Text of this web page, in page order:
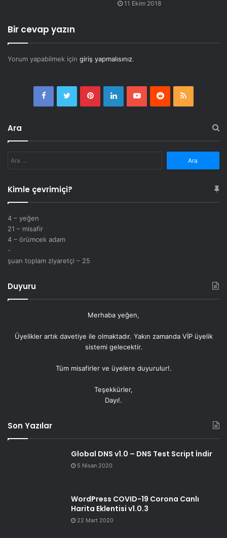
11 Ekim 2018
Bir cevap yazın
Yorum yapabilmek için giriş yapmalısınız.
FacebookTwitterPinterestLinkedInYouTubeRedditRSS
Ara
Kimle çevrimiçi?
4 – yeğen
21 – misafir
4 – örümcek adam
-
şuan toplam ziyaretçi – 25
Duyuru
Merhaba yeğen,
Üyelikler artık davetiye ile olmaktadır. Yakın zamanda VİP üyelik
sistemi gelecektir.
Tüm misafirler ve üyelere duyurulur!.
Teşekkürler,
Dayı!.
Son Yazılar
Global DNS v1.0 – DNS Test Script İndir
5 Nisan 2020
WordPress COVID-19 Corona Canlı
Harita Eklentisi v1.0.3
22 Mart 2020